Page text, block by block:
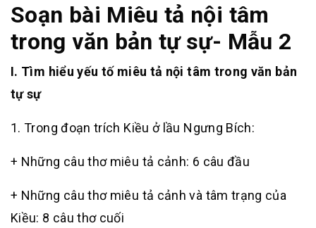
Soạn bài Miêu tả nội tâm
trong văn bản tự sự- Mẫu 2
I. Tìm hiểu yếu tố miêu tả nội tâm trong văn bản
tự sự
1. Trong đoạn trích Kiều ở lầu Ngưng Bích:
+ Những câu thơ miêu tả cảnh: 6 câu đầu
+ Những câu thơ miêu tả cảnh và tâm trạng của
Kiều: 8 câu thơ cuối